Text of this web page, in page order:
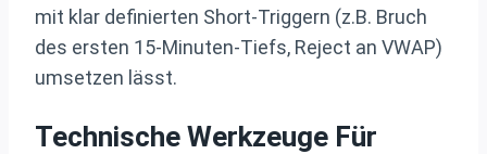
mit klar definierten Short‑Triggern (z.B. Bruch
des ersten 15‑Minuten‑Tiefs, Reject an VWAP)
umsetzen lässt.
Technische Werkzeuge Für